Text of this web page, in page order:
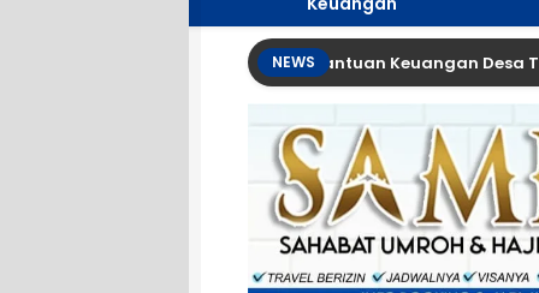
NEWS
Papan Informasi Bantuan Keuangan Desa